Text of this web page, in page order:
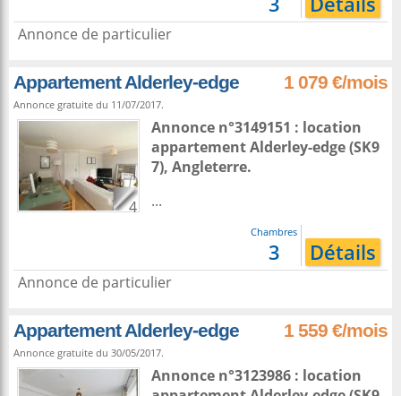
Annonce de particulier
Appartement Alderley-edge 1 079 €/mois
Annonce gratuite du 11/07/2017.
4
Annonce n°3149151 : location
appartementAlderley-edge(SK9
7), Angleterre.
...
Chambres
3 Détails
Annonce de particulier
Appartement Alderley-edge 1 559 €/mois
Annonce gratuite du 30/05/2017.
Annonce n°3123986 : location